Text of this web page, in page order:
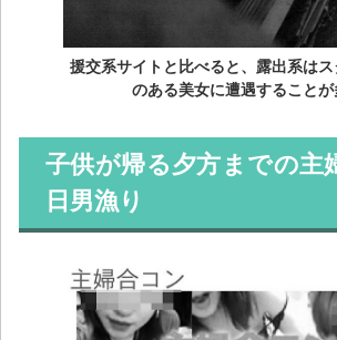
援交系サイトと比べると、露出系は
のある美女に遭遇することが
子供が帰る夕方までの主
日男漁り